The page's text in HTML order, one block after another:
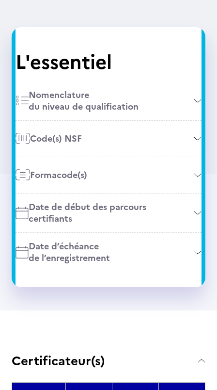
L'essentiel
Nomenclature
du niveau de qualification
Code(s) NSF
Formacode(s)
Date de début des parcours
certifiants
Date d’échéance
de l’enregistrement
Certificateur(s)